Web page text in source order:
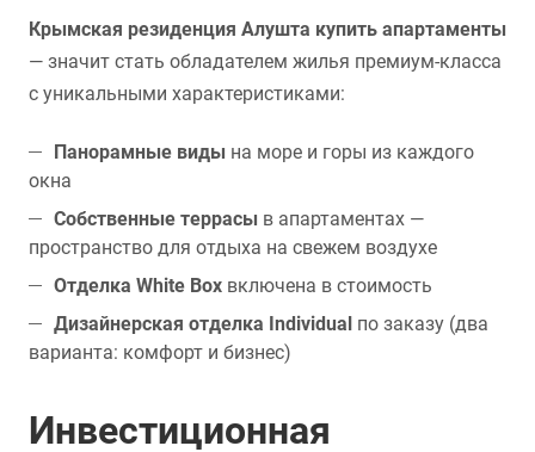
Крымская резиденция Алушта купить апартаменты
— значит стать обладателем жилья премиум-класса
с уникальными характеристиками:
Панорамные виды на море и горы из каждого
окна
Собственные террасы в апартаментах —
пространство для отдыха на свежем воздухе
Отделка White Box включена в стоимость
Дизайнерская отделка Individual по заказу (два
варианта: комфорт и бизнес)
Инвестиционная